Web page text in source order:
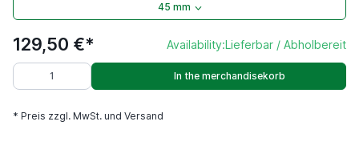
45 mm
129,50 €* Availability:Lieferbar / Abholbereit
In the merchandisekorb
* Preis zzgl. MwSt. und Versand